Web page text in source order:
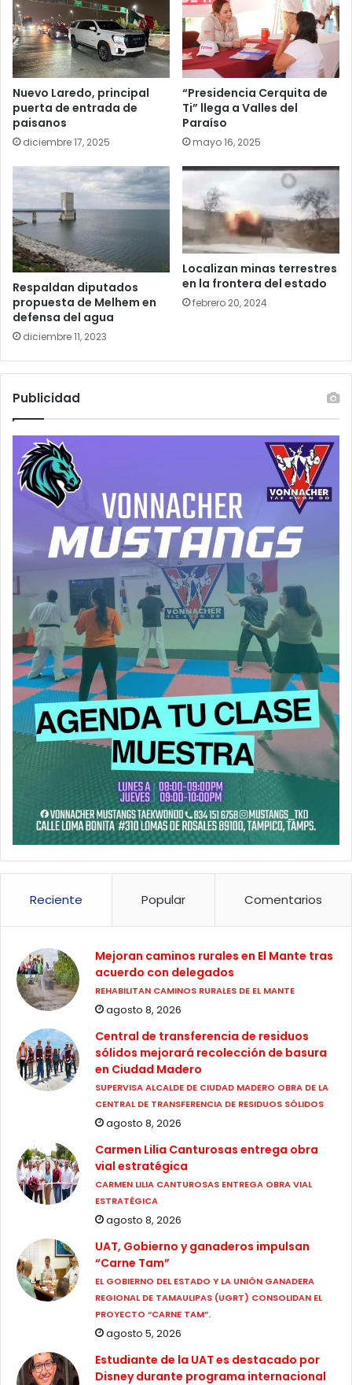
Nuevo Laredo, principal
puerta de entrada de
paisanos
diciembre 17, 2025
“Presidencia Cerquita de
Ti” llega a Valles del
Paraíso
mayo 16, 2025
Respaldan diputados
propuesta de Melhem en
defensa del agua
diciembre 11, 2023
Localizan minas terrestres
en la frontera del estado
febrero 20, 2024
Publicidad
Reciente Popular Comentarios
Mejoran caminos rurales en El Mante tras
acuerdo con delegados
REHABILITAN CAMINOS RURALES DE EL MANTE
agosto 8, 2026
Central de transferencia de residuos
sólidos mejorará recolección de basura
en Ciudad Madero
SUPERVISA ALCALDE DE CIUDAD MADERO OBRA DE LA
CENTRAL DE TRANSFERENCIA DE RESIDUOS SÓLIDOS
agosto 8, 2026
Carmen Lilia Canturosas entrega obra
vial estratégica
CARMEN LILIA CANTUROSAS ENTREGA OBRA VIAL
ESTRATÉGICA
agosto 8, 2026
UAT, Gobierno y ganaderos impulsan
“Carne Tam”
EL GOBIERNO DEL ESTADO Y LA UNIÓN GANADERA
REGIONAL DE TAMAULIPAS (UGRT) CONSOLIDAN EL
PROYECTO “CARNE TAM”.
agosto 5, 2026
Estudiante de la UAT es destacado por
Disney durante programa internacional